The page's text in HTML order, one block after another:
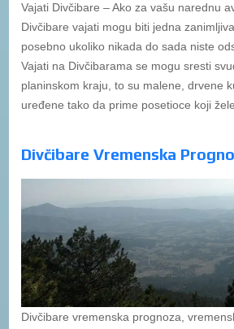
Vajati Divčibare – Ako za vašu narednu
Divčibare vajati mogu biti jedna
posebno ukoliko nikada do sada niste
Vajati na Divčibarama se mogu sresti
planinskom kraju, to su malene, drvene
uređene tako da prime posetioce koji
Divčibare Vremenska
Divčibare vremenska prognoza,